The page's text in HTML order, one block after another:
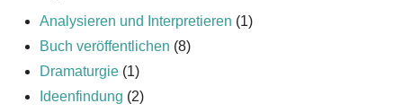
Analysieren und Interpretieren (1)
Buch veröffentlichen (8)
Dramaturgie(1)
Ideenfindung (2)